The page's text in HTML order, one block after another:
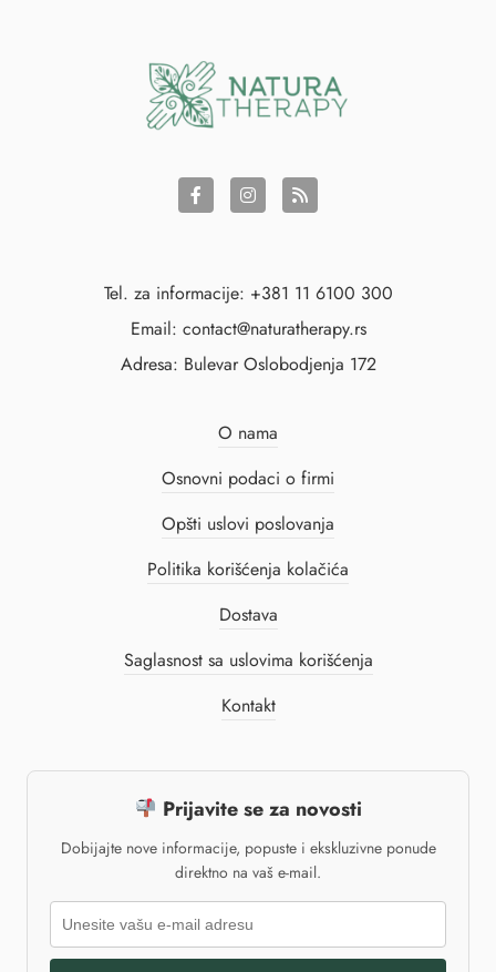
Tel. za informacije: +381 11 6100 300
Email: contact@naturatherapy.rs
Adresa: Bulevar Oslobodjenja 172
O nama
Osnovni podaci o firmi
Opšti uslovi poslovanja
Politika korišćenja kolačića
Dostava
Saglasnost sa uslovima korišćenja
Kontakt
Prijavite se za novosti
Dobijajte nove informacije, popuste i ekskluzivne ponude
direktno na vaš e-mail.